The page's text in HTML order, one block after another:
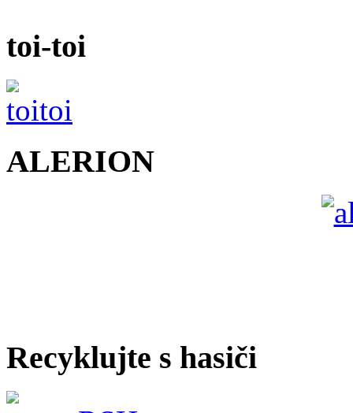
toi-toi
ALERION
Recyklujte s hasiči